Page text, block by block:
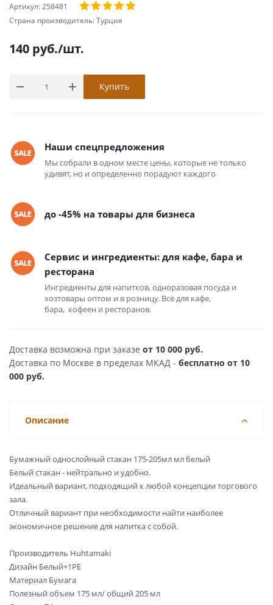
Артикул:258481
Страна производитель:Турция
140 руб./шт.
Купить
Наши спецпредложения
Мы собрали в одном месте цены, которые не только
удивят, но и определенно порадуют каждого
до -45% на товары для бизнеса
Сервис и ингредиенты: для кафе, бара и
ресторана
Ингредиенты для напитков, одноразовая посуда и
хозтовары оптом и в розницу. Всё для кафе,
бара, кофеен и ресторанов.
Доставка возможна при заказе от 10 000 руб.
Доставка по Москве в пределах МКАД - бесплатно от 10
000 руб.
Описание
Бумажный однослойный стакан 175-205мл мл белый
Белый стакан - нейтрально и удобно.
Идеальный вариант, подходящий к любой концепции торгового
зала.
Отличный вариант при необходимости найти наиболее
экономичное решение для напитка с собой.
Производитель Huhtamaki
Дизайн Белый+1PE
Материал Бумага
Полезный объем 175 мл/ общий 205 мл